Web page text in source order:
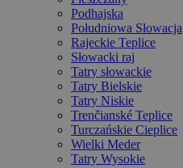
Podhajska
Południowa Słowacja
Rajeckie Teplice
Słowacki raj
Tatry słowackie
Tatry Bielskie
Tatry Niskie
Trenčianské Teplice
Turczańskie Cieplice
Wielki Meder
Tatry Wysokie